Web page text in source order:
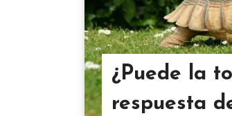
¿Puede la
respuesta